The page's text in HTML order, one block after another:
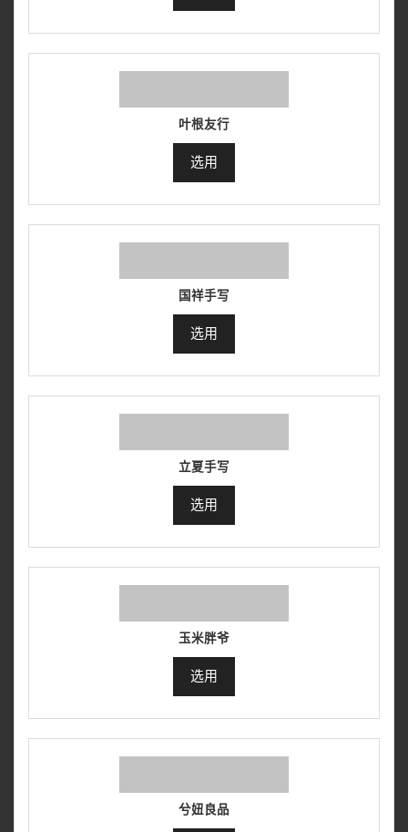
叶根友行
选用
国祥手写
选用
立夏手写
选用
玉米胖爷
选用
兮妞良品